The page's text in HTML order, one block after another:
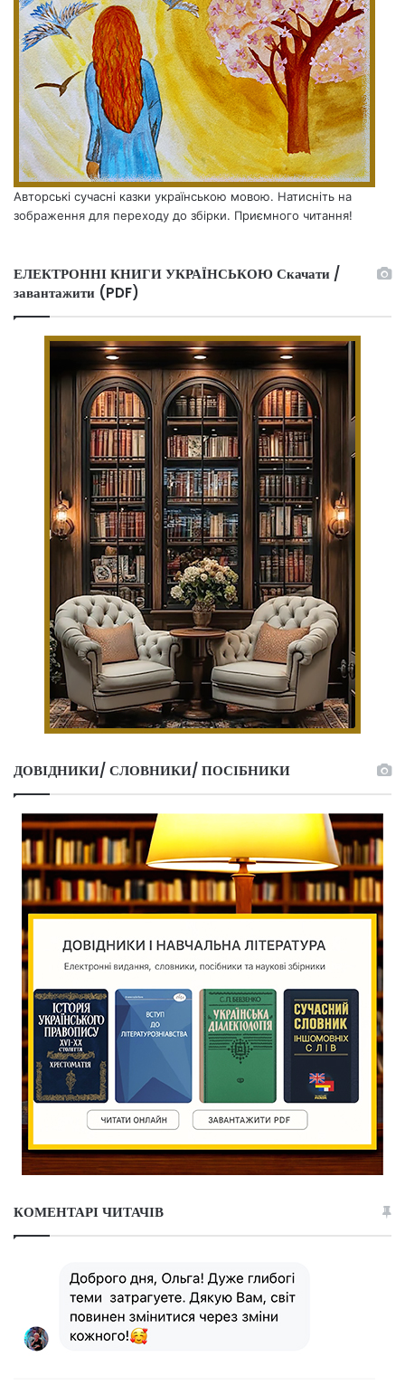
Авторські сучасні казки українською мовою. Натисніть на
зображення для переходу до збірки. Приємного читання!
ЕЛЕКТРОННІ КНИГИ УКРАЇНСЬКОЮ Скачати /
завантажити (PDF)
ДОВІДНИКИ/ СЛОВНИКИ/ ПОСІБНИКИ
КОМЕНТАРІ ЧИТАЧІВ